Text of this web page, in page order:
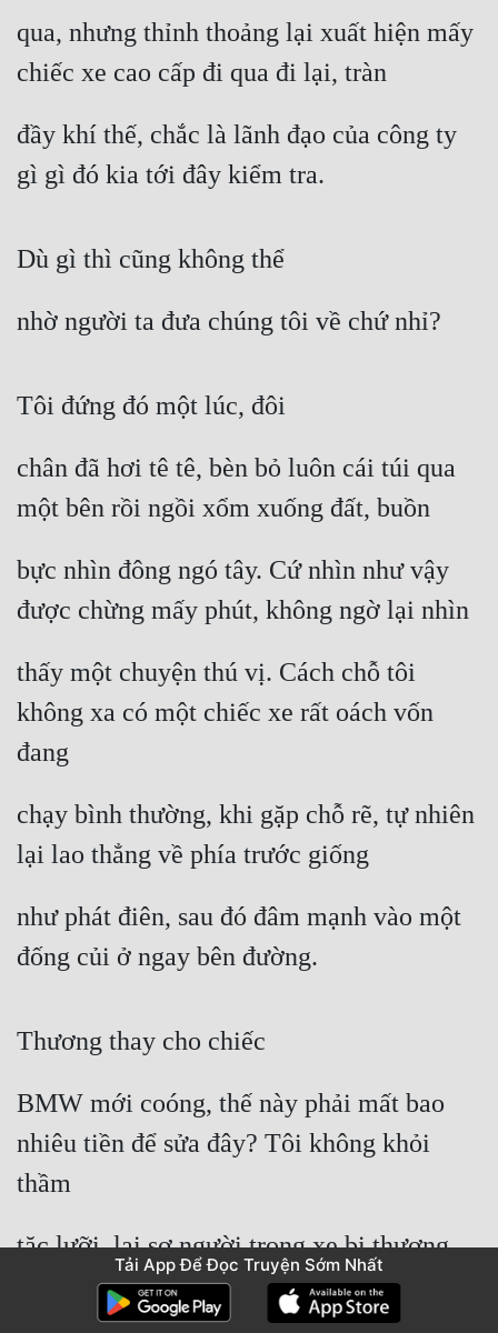
qua, nhưng thỉnh thoảng lại xuất hiện mấy
chiếc xe cao cấp đi qua đi lại, tràn
đầy khí thế, chắc là lãnh đạo của công ty
gì gì đó kia tới đây kiểm tra.
Dù gì thì cũng không thể
nhờ người ta đưa chúng tôi về chứ nhỉ?
Tôi đứng đó một lúc, đôi
chân đã hơi tê tê, bèn bỏ luôn cái túi qua
một bên rồi ngồi xổm xuống đất, buồn
bực nhìn đông ngó tây. Cứ nhìn như vậy
được chừng mấy phút, không ngờ lại nhìn
thấy một chuyện thú vị. Cách chỗ tôi
không xa có một chiếc xe rất oách vốn
đang
chạy bình thường, khi gặp chỗ rẽ, tự nhiên
lại lao thẳng về phía trước giống
như phát điên, sau đó đâm mạnh vào một
đống củi ở ngay bên đường.
Thương thay cho chiếc
BMW mới coóng, thế này phải mất bao
nhiêu tiền để sửa đây? Tôi không khỏi
thầm
tặc lưỡi, lại sợ người trong xe bị thương,
liền vội vàng đứng dậy nhìn về phía
Tải App Để Đọc Truyện Sớm Nhất